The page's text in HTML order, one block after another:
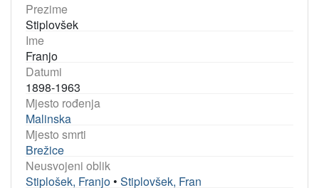
Prezime
Stiplovšek
Ime
Franjo
Datumi
1898-1963
Mjesto rođenja
Malinska
Mjesto smrti
Brežice
Neusvojeni oblik
Stiplošek, Franjo • Stiplovšek, Fran